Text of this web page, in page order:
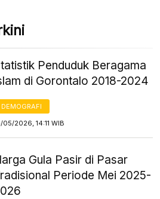
Penduduk Beragama
di Gorontalo 2018-2024
DEMOGRAFI
05/2026, 14:11 WIB
Gula Pasir di Pasar
Periode Mei 2025-